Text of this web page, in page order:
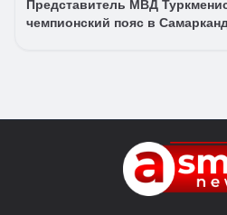
Представитель МВД
чемпионский пояс в